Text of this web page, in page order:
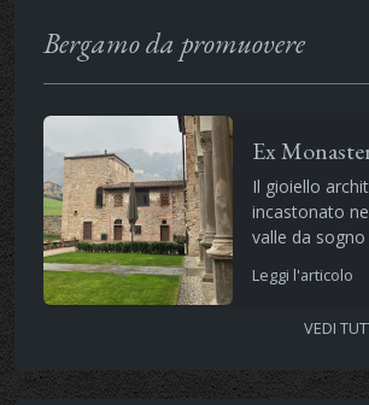
Bergamo da promuovere
Ex
Il gioiello
incastonato
valle da sogno
Leggi l'articolo
VEDI